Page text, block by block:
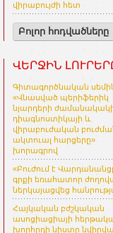
վիրաբույժի հետ
Բոլոր հոդվածները
ՎԵՐՋԻՆ
Գիտագործնական
«Վնասված պերիֆերիկ
նյարդերի
դիագնոստիկայի և
վիրաբուժական
ակտուալ հարցերը»
խորագրով
«Բուժում է
գրքի եռահատոր
ներկայացվեց
Հայկական բժշկական
ասոցիացիայի
խորհրդի նիստը